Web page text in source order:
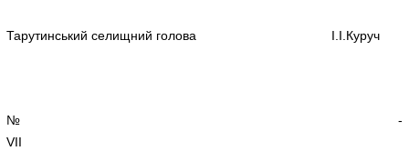
Тарутинський селищний голова І.І.Куруч
№ -
VIІ